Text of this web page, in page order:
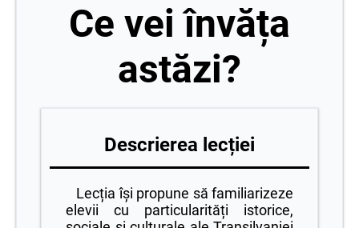
Ce vei învăța
astăzi?
Descrierea lecției
Lecția își propune să familiarizeze
elevii cu particularități istorice,